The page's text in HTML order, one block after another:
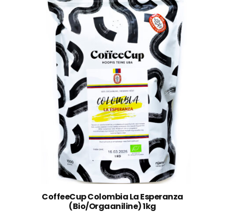
CoffeeCup Colombia La Esperanza
(Bio/Orgaaniline) 1kg